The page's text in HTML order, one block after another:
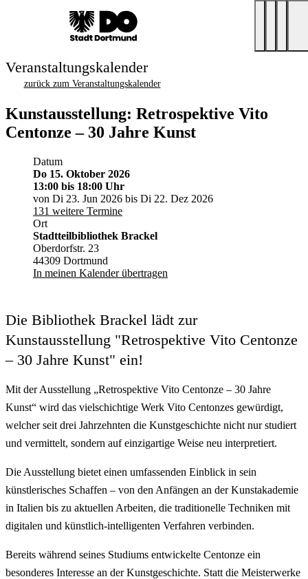
Veranstaltungskalender
zurück zum Veranstaltungskalender
Kunstausstellung: Retrospektive Vito
Centonze – 30 Jahre Kunst
Datum
Do 15. Oktober 2026
13:00 bis 18:00 Uhr
von Di 23. Jun 2026 bis Di 22. Dez 2026
131 weitere Termine
Ort
Stadtteilbibliothek Brackel
Oberdorfstr. 23
44309 Dortmund
In meinen Kalender übertragen
Die Bibliothek Brackel lädt zur
Kunstausstellung "Retrospektive Vito Centonze
– 30 Jahre Kunst" ein!
Mit der Ausstellung „Retrospektive Vito Centonze – 30 Jahre
Kunst“ wird das vielschichtige Werk Vito Centonzes gewürdigt,
welcher seit drei Jahrzehnten die Kunstgeschichte nicht nur studiert
und vermittelt, sondern auf einzigartige Weise neu interpretiert.
Die Ausstellung bietet einen umfassenden Einblick in sein
künstlerisches Schaffen – von den Anfängen an der Kunstakademie
in Italien bis zu aktuellen Arbeiten, die traditionelle Techniken mit
digitalen und künstlich-intelligenten Verfahren verbinden.
Bereits während seines Studiums entwickelte Centonze ein
besonderes Interesse an der Kunstgeschichte. Statt die Meisterwerke